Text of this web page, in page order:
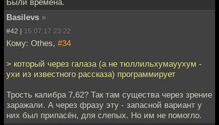
Basilevs »
#42 | 15.07.17 23:22
Кому: Othes, #34
> который через галаза (а не тюллильхумауухум -
ухи из известного рассказа) программирует
Трость калибра 7,62? Так там существа через зрение
заражали. А через фразу эту - запасной вариант у
них был припасён, для слепых. Но им не помогло.